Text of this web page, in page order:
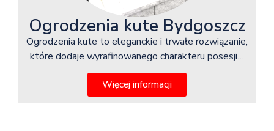
Ogrodzenia kute Bydgoszcz
Ogrodzenia kute to eleganckie i trwałe rozwiązanie,
które dodaje wyrafinowanego charakteru posesji…
Więcej informacji